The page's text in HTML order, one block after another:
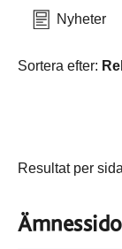
Nyheter
Sortera efter:
Resultat per